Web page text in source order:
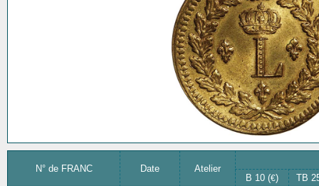
N° de FRANC Date
Atelier
B 10 (€)
TB